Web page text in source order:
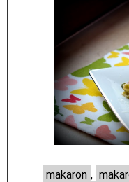
makaron ,